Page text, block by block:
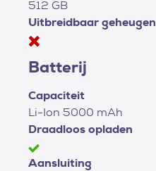
512 GB
Uitbreidbaar geheugen
Batterij
Capaciteit
Li-Ion 5000 mAh
Draadloos opladen
Aansluiting